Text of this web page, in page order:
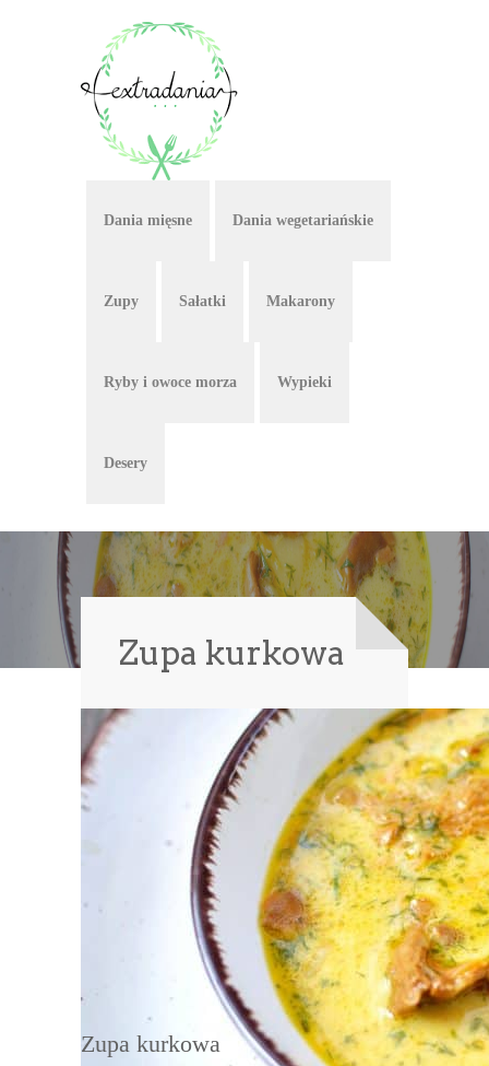
Dania mięsne Dania wegetariańskie
Zupy Sałatki Makarony
Ryby i owoce morza Wypieki
Desery
Zupa kurkowa
DRUKUJ
Zupa kurkowa